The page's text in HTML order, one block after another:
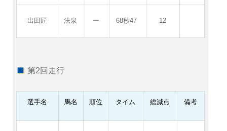
出田匠 法泉 ー 68秒47 12
第2回走行
選手名 馬名 順位 タイム 総減点 備考